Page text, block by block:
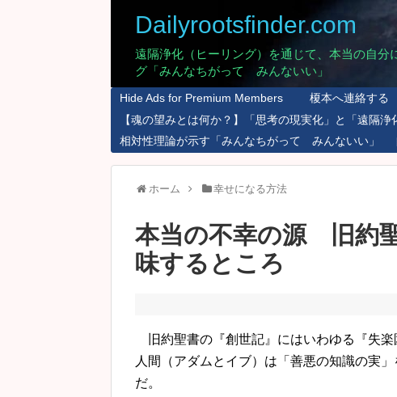
Dailyrootsfinder.com
遠隔浄化（ヒーリング）を通じて、本当の自
グ「みんなちがって みんないい」
Hide Ads for Premium Members 榎本へ連絡する
【魂の望みとは何か？】「思考の現実化」と「遠隔浄
相対性理論が示す「みんなちがって みんないい」
ホーム 幸せになる方法
本当の不幸の源 旧約
味するところ
旧約聖書の『創世記』にはいわゆる『失楽
人間（アダムとイブ）は「善悪の知識の実
だ。